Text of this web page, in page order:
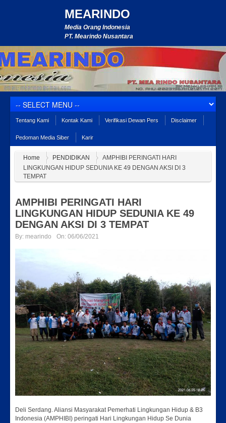
MEARINDO
Media Orang Indonesia
PT. Mearindo Nusantara
Tentang Kami Kontak Kami Verifikasi Dewan Pers Disclaimer
Pedoman Media Siber Karir
Home PENDIDIKAN
AMPHIBI PERINGATI HARI
LINGKUNGAN HIDUP SEDUNIA KE 49 DENGAN AKSI DI 3
TEMPAT
AMPHIBI PERINGATI HARI
LINGKUNGAN HIDUP SEDUNIA KE 49
DENGAN AKSI DI 3 TEMPAT
By: mearindo On: 06/06/2021
Deli Serdang. Aliansi Masyarakat Pemerhati Lingkungan Hidup & B3
Indonesia (AMPHIBI) peringati Hari Lingkungan Hidup Se Dunia